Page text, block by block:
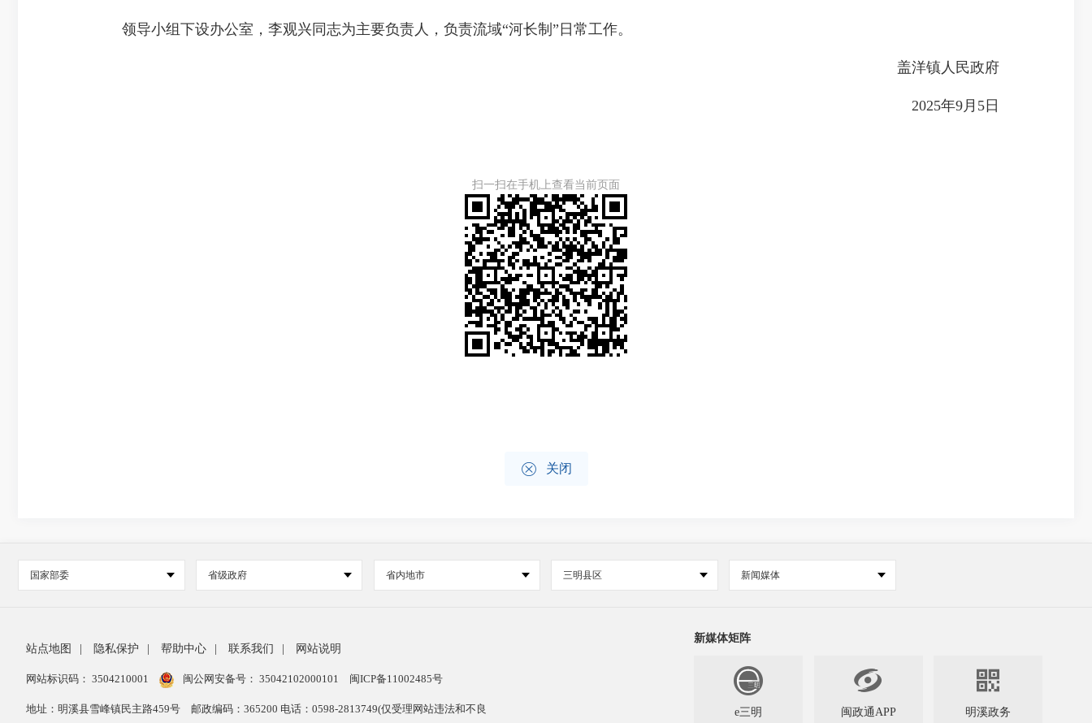
领导小组下设办公室，李观兴同志为主要负责人，负责流域“河长制”日常工作。
盖洋镇人民政府
2025年9月5日
扫一扫在手机上查看当前页面
 关闭
国家部委 省级政府 省内地市 三明县区 新闻媒体
站点地图 隐私保护 帮助中心 联系我们 网站说明
网站标识码： 3504210001 闽公网安备号： 35042102000101 闽ICP备11002485号
地址：明溪县雪峰镇民主路459号 邮政编码：365200 电话：0598-2813749(仅受理网站违法和不良
新媒体矩阵
e三明

闽政通APP

明溪政务